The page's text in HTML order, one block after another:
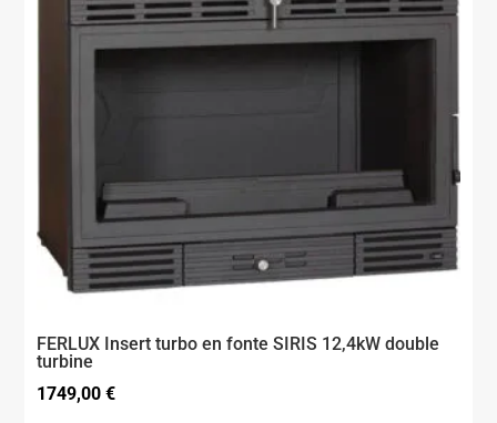
FERLUX Insert turbo en fonte SIRIS 12,4kW double
turbine
1749,00€